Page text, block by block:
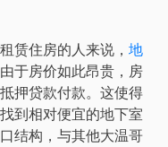
赁住房的人来说， 地
于房价如此昂贵，房
押贷款付款。这使得
到相对便宜的地下室
结构，与其他大温哥